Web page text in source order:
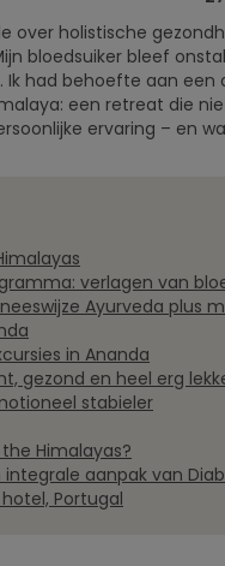
over holistische
bloedsuiker bleef
had behoefte aan
een retreat die
ervaring – en
verlagen van
Ayurveda plus
in Ananda
gezond en heel erg
stabieler
Himalayas?
aanpak van
Portugal